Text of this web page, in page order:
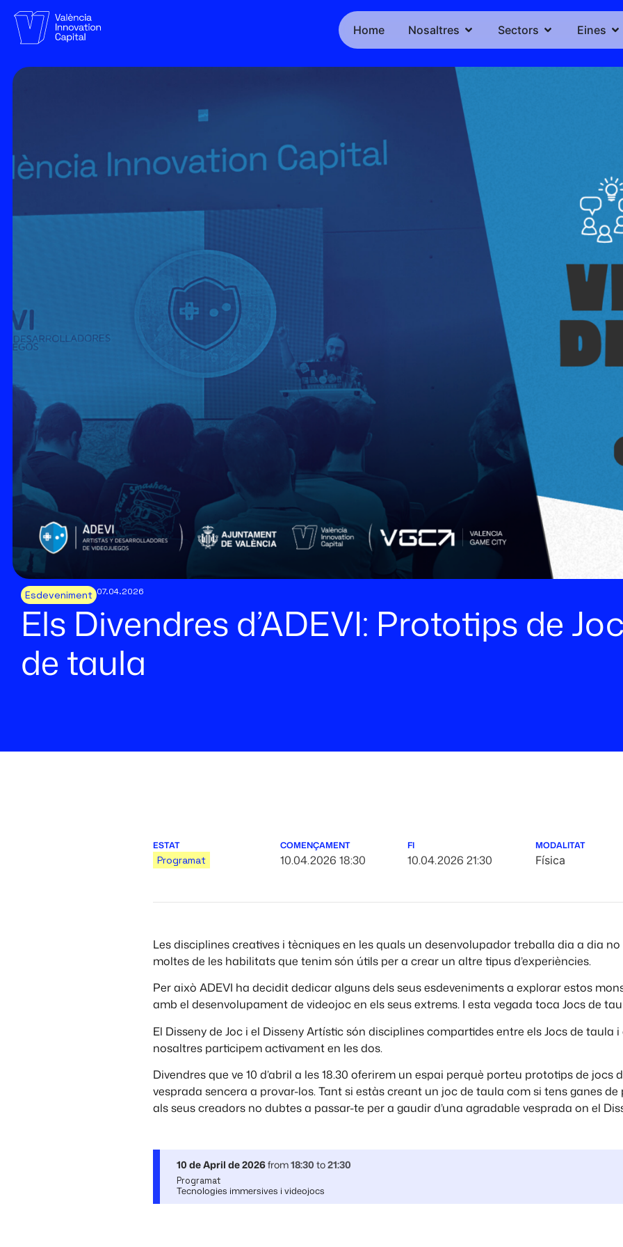
Home Nosaltres Sectors Eines
Esdeveniment 07.04.2026
Els Divendres d’ADEVI: Prototips de
de taula
ESTAT
Programat
COMENÇAMENT
10.04.2026 18:30
FI
10.04.2026 21:30
MODALITAT
Física
Les disciplines creatives i tècniques en les quals un desenvolupador treballa dia a dia
moltes de les habilitats que tenim són útils per a crear un altre tipus d’experiències.
Per això ADEVI ha decidit dedicar alguns dels seus esdeveniments a explorar estos
amb el desenvolupament de videojoc en els seus extrems. I esta vegada toca Jocs de
El Disseny de Joc i el Disseny Artístic són disciplines compartides entre els Jocs de taula
nosaltres participem activament en les dos.
Divendres que ve 10 d’abril a les 18.30 oferirem un espai perquè porteu prototips de jocs
vesprada sencera a provar-los. Tant si estàs creant un joc de taula com si tens ganes
als seus creadors no dubtes a passar-te per a gaudir d’una agradable vesprada on el
10 de April de 2026from18:30 to21:30
Programat
Tecnologies immersives i videojocs